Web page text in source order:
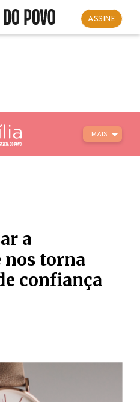
ASSINE
MAIS
a
torna
confiança